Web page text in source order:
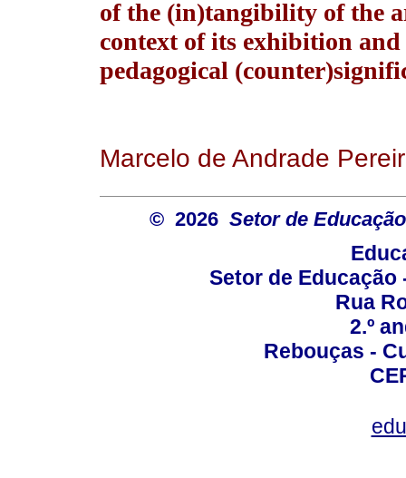
of the (in)tangibility of the
context of its exhibition
pedagogical
Marcelo de Andrade
© 2026 Setor de
Setor de Educação
Rua
2.º
Rebouças -